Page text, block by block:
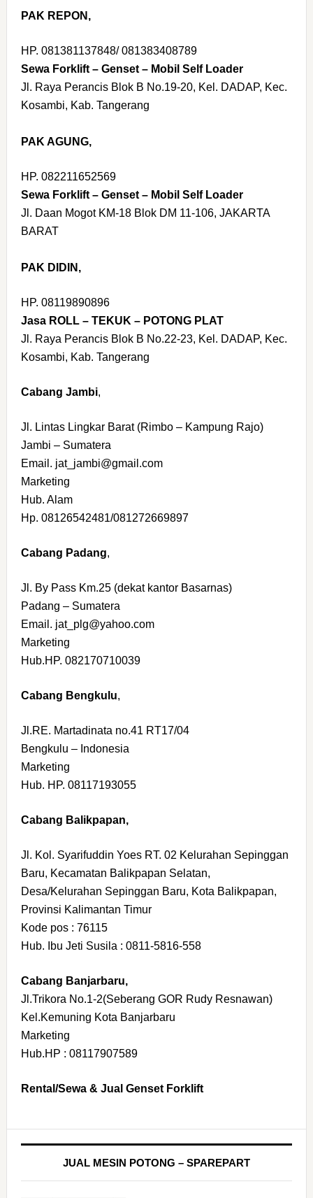
PAK REPON,
HP. 081381137848/ 081383408789
Sewa Forklift – Genset – Mobil Self Loader
Jl. Raya Perancis Blok B No.19-20, Kel. DADAP, Kec.
Kosambi, Kab. Tangerang
PAK AGUNG,
HP. 082211652569
Sewa Forklift – Genset – Mobil Self Loader
Jl. Daan Mogot KM-18 Blok DM 11-106, JAKARTA
BARAT
PAK DIDIN,
HP. 08119890896
Jasa ROLL – TEKUK – POTONG PLAT
Jl. Raya Perancis Blok B No.22-23, Kel. DADAP, Kec.
Kosambi, Kab. Tangerang
Cabang Jambi,
Jl. Lintas Lingkar Barat (Rimbo – Kampung Rajo)
Jambi – Sumatera
Email. jat_jambi@gmail.com
Marketing
Hub. Alam
Hp. 08126542481/081272669897
Cabang Padang,
Jl. By Pass Km.25 (dekat kantor Basarnas)
Padang – Sumatera
Email. jat_plg@yahoo.com
Marketing
Hub.HP. 082170710039
Cabang Bengkulu,
Jl.RE. Martadinata no.41 RT17/04
Bengkulu – Indonesia
Marketing
Hub. HP. 08117193055
Cabang Balikpapan,
Jl. Kol. Syarifuddin Yoes RT. 02 Kelurahan Sepinggan
Baru, Kecamatan Balikpapan Selatan,
Desa/Kelurahan Sepinggan Baru, Kota Balikpapan,
Provinsi Kalimantan Timur
Kode pos : 76115
Hub. Ibu Jeti Susila : 0811-5816-558
Cabang Banjarbaru,
Jl.Trikora No.1-2(Seberang GOR Rudy Resnawan)
Kel.Kemuning Kota Banjarbaru
Marketing
Hub.HP : 08117907589
Rental/Sewa & Jual Genset Forklift
JUAL MESIN POTONG – SPAREPART